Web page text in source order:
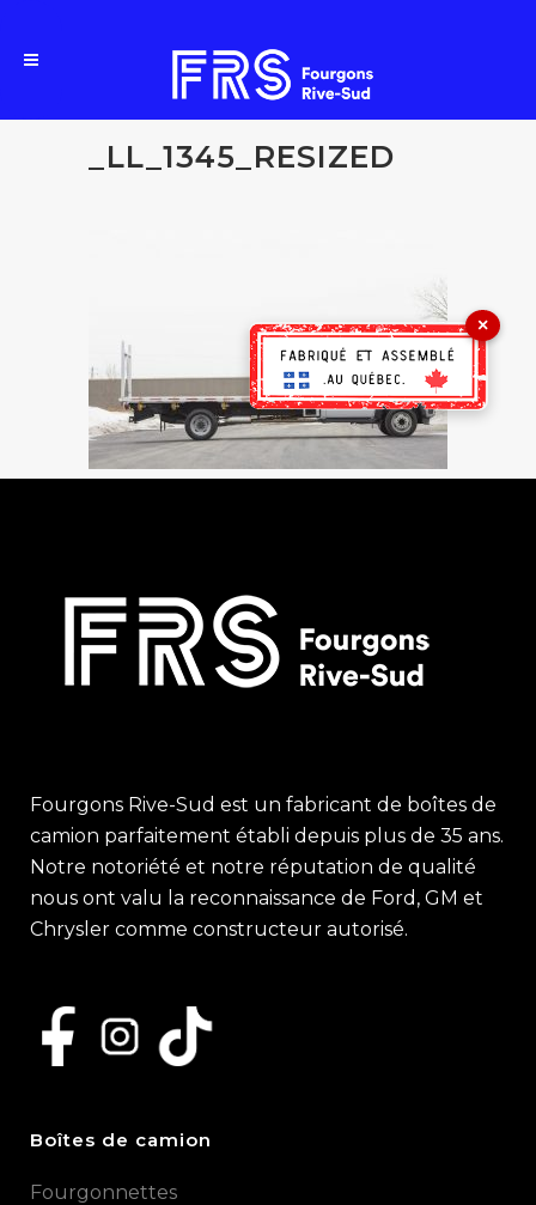
_LL_1345_RESIZED
Fourgons Rive-Sud est un fabricant de boîtes de
camion parfaitement établi depuis plus de 35 ans.
Notre notoriété et notre réputation de qualité
nous ont valu la reconnaissance de Ford, GM et
Chrysler comme constructeur autorisé.
Boîtes de camion
Fourgonnettes
×